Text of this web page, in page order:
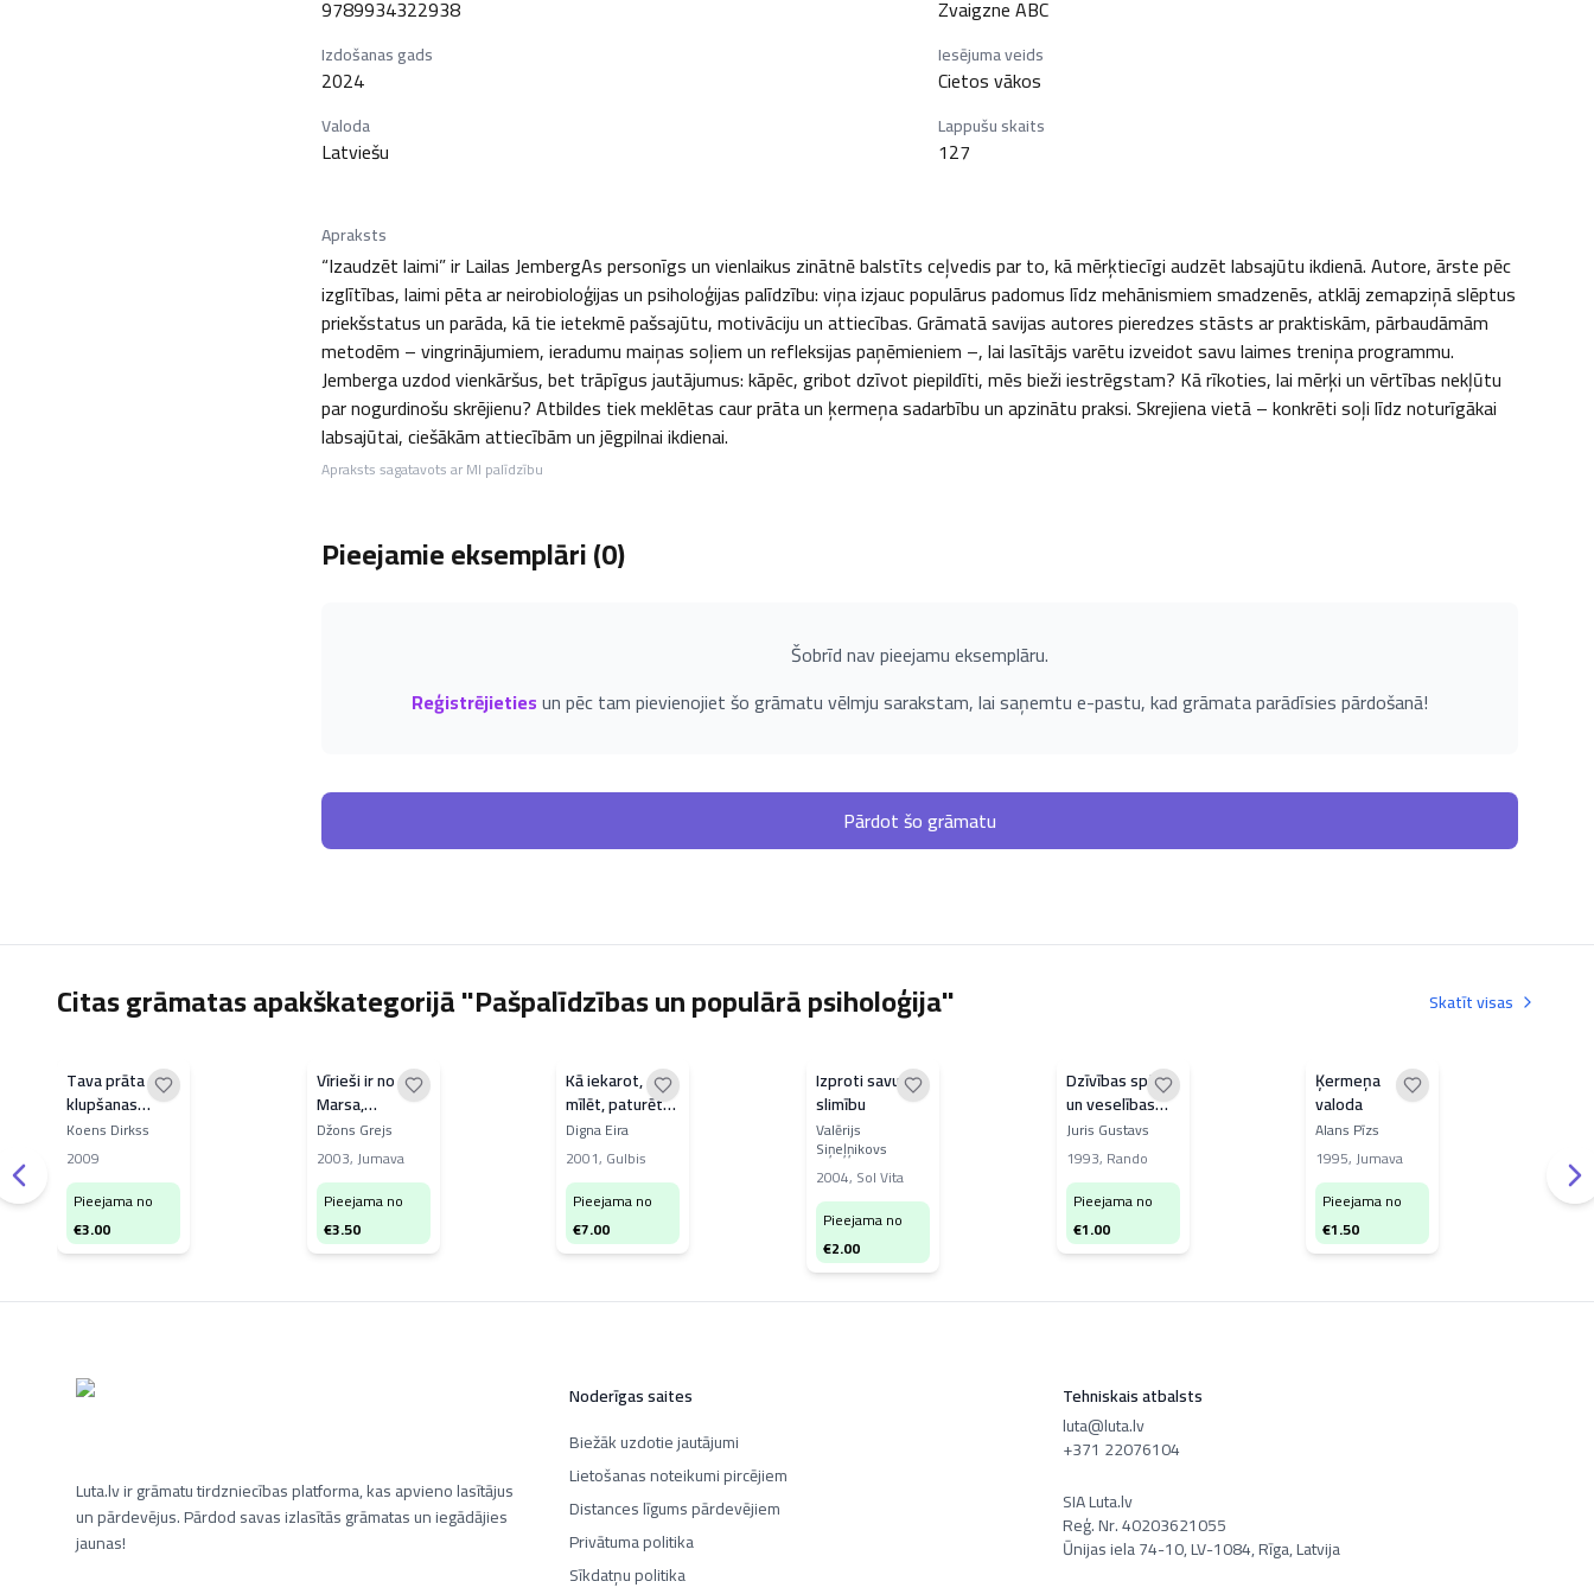
9789934322938 Zvaigzne ABC
Izdošanas gads
2024
Iesējuma veids
Cietos vākos
Valoda
Latviešu
Lappušu skaits
127
Apraksts
“Izaudzēt laimi” ir Lailas JembergAs personīgs un vienlaikus zinātnē balstīts ceļvedis par to, kā mērķtiecīgi audzēt labsajūtu ikdienā. Autore, ārste pēc
izglītības, laimi pēta ar neirobioloģijas un psiholoģijas palīdzību: viņa izjauc populārus padomus līdz mehānismiem smadzenēs, atklāj zemapziņā slēptus
priekšstatus un parāda, kā tie ietekmē pašsajūtu, motivāciju un attiecības. Grāmatā savijas autores pieredzes stāsts ar praktiskām, pārbaudāmām
metodēm – vingrinājumiem, ieradumu maiņas soļiem un refleksijas paņēmieniem –, lai lasītājs varētu izveidot savu laimes treniņa programmu.
Jemberga uzdod vienkāršus, bet trāpīgus jautājumus: kāpēc, gribot dzīvot piepildīti, mēs bieži iestrēgstam? Kā rīkoties, lai mērķi un vērtības nekļūtu
par nogurdinošu skrējienu? Atbildes tiek meklētas caur prāta un ķermeņa sadarbību un apzinātu praksi. Skrejiena vietā – konkrēti soļi līdz noturīgākai
labsajūtai, ciešākām attiecībām un jēgpilnai ikdienai.
Apraksts sagatavots ar MI palīdzību
Pieejamie eksemplāri (0)
Šobrīd nav pieejamu eksemplāru.
Reģistrējietiesun pēc tam pievienojiet šo grāmatu vēlmju sarakstam, lai saņemtu e-pastu, kad grāmata parādīsies pārdošanā!
Pārdot šo grāmatu
Citas grāmatas apakškategorijā "Pašpalīdzības un populārā psiholoģija" Skatīt visas
Tava prāta
klupšanas
akmeņi
Koens Dirkss
2009
Pieejama no
€3.00
Vīrieši ir no
Marsa,
sievietes - no
Venēras
Džons Grejs
2003,Jumava
Pieejama no
€3.50
Kā iekarot,
mīlēt, paturēt
vīrieti?
Digna Eira
2001, Gulbis
Pieejama no
€7.00
Izproti savu
slimību
Valērijs
Siņeļņikovs
2004, Sol Vita
Pieejama no
€2.00
Dzīvības spēki
un veselības
avoti
Juris Gustavs
1993, Rando
Pieejama no
€1.00
Ķermeņa
valoda
Alans Pīzs
1995,Jumava
Pieejama no
€1.50
Luta.lv ir grāmatu tirdzniecības platforma, kas apvieno lasītājus
un pārdevējus. Pārdod savas izlasītās grāmatas un iegādājies
jaunas!
Noderīgas saites
Biežāk uzdotie jautājumi
Lietošanas noteikumi pircējiem
Distances līgums pārdevējiem
Privātuma politika
Sīkdatņu politika
Tehniskais atbalsts
luta@luta.lv
+371 22076104
SIA Luta.lv
Reģ. Nr. 40203621055
Ūnijas iela 74-10, LV-1084, Rīga, Latvija